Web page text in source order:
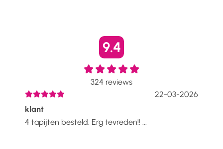
9.4
324 reviews
22-03-2026
klant
4 tapijten besteld. Erg tevreden!! ...